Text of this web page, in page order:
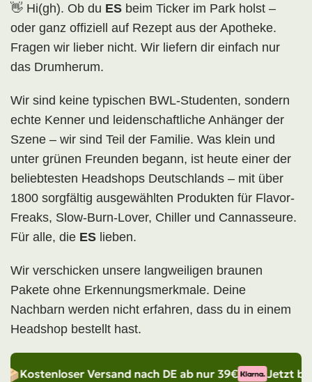
👋 Hi(gh). Ob du ES beim Ticker im Park holst –
oder ganz offiziell auf Rezept aus der Apotheke.
Fragen wir lieber nicht. Wir liefern dir einfach nur
das Drumherum.
Wir sind keine typischen BWL-Studenten, sondern
echte Kenner und leidenschaftliche Anhänger der
Szene – wir sind Teil der Familie. Was klein und
unter grünen Freunden begann, ist heute einer der
beliebtesten Headshops Deutschlands – mit über
1800 sorgfältig ausgewählten Produkten für Flavor-
Freaks, Slow-Burn-Lover, Chiller und Cannasseure.
Für alle, die ES lieben.
Wir verschicken unsere langweiligen braunen
Pakete ohne Erkennungsmerkmale. Deine
Nachbarn werden nicht erfahren, dass du in einem
Headshop bestellt hast.
nach DE ab nur 39€ Jetzt bestellen und